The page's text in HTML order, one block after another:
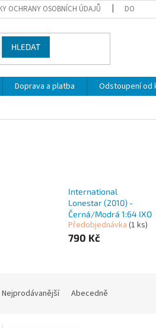
OCHRANY OSOBNÍCH ÚDAJŮ
HLEDAT
Doprava a platba Odstoupení od
International
Lonestar (2010) -
Černá/Modrá 1:64 IXO
Předobjednávka (1 ks)
790 Kč
Nejprodávanější Abecedně